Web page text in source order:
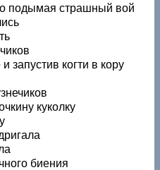
подымая страшный вой
запустив когти в кору
куколку
биения